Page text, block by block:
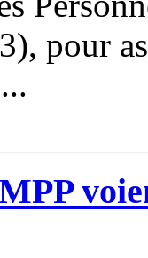
pour